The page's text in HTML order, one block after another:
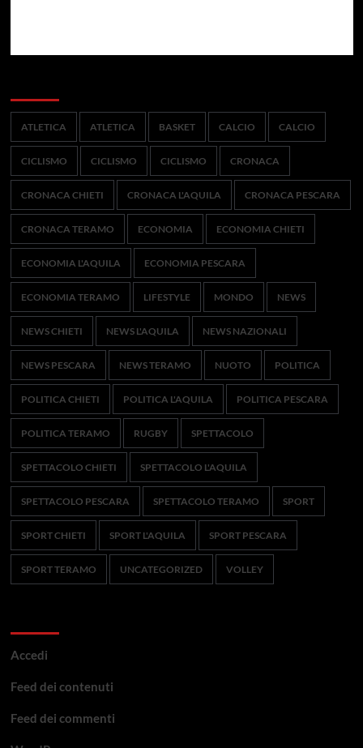
ATLETICA ATLETICA BASKET CALCIO CALCIO
CICLISMO CICLISMO CICLISMO CRONACA
CRONACA CHIETI CRONACA L'AQUILA CRONACA PESCARA
CRONACA TERAMO ECONOMIA ECONOMIA CHIETI
ECONOMIA L'AQUILA ECONOMIA PESCARA
ECONOMIA TERAMO LIFESTYLE MONDO NEWS
NEWS CHIETI NEWS L'AQUILA NEWS NAZIONALI
NEWS PESCARA NEWS TERAMO NUOTO POLITICA
POLITICA CHIETI POLITICA L'AQUILA POLITICA PESCARA
POLITICA TERAMO RUGBY SPETTACOLO
SPETTACOLO CHIETI SPETTACOLO L'AQUILA
SPETTACOLO PESCARA SPETTACOLO TERAMO SPORT
SPORT CHIETI SPORT L'AQUILA SPORT PESCARA
SPORT TERAMO UNCATEGORIZED VOLLEY
Accedi
Feed dei contenuti
Feed dei commenti